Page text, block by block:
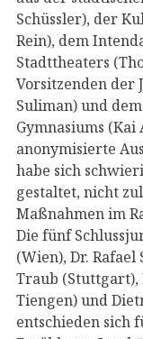
Schüssler), der
Rein), dem
Stadttheaters
Vorsitzenden der
Suliman) und
Gymnasiums (Kai
anonymisierte
habe sich
gestaltet, nicht
Maßnahmen im
Die fünf
(Wien), Dr.
Traub (Stuttgart),
Tiengen) und
entschieden sich